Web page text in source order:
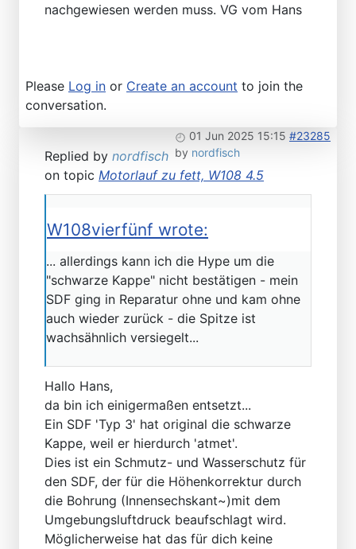
nachgewiesen werden muss. VG vom Hans
Please Log in or Create an account to join the
conversation.
01 Jun 2025 15:15 #23285
by nordfisch
Replied by nordfisch
on topic Motorlauf zu fett, W108 4.5
W108vierfünf wrote:
... allerdings kann ich die Hype um die
"schwarze Kappe" nicht bestätigen - mein
SDF ging in Reparatur ohne und kam ohne
auch wieder zurück - die Spitze ist
wachsähnlich versiegelt...
Hallo Hans,
da bin ich einigermaßen entsetzt...
Ein SDF 'Typ 3' hat original die schwarze
Kappe, weil er hierdurch 'atmet'.
Dies ist ein Schmutz- und Wasserschutz für
den SDF, der für die Höhenkorrektur durch
die Bohrung (Innensechskant~)mit dem
Umgebungsluftdruck beaufschlagt wird.
Möglicherweise hat das für dich keine